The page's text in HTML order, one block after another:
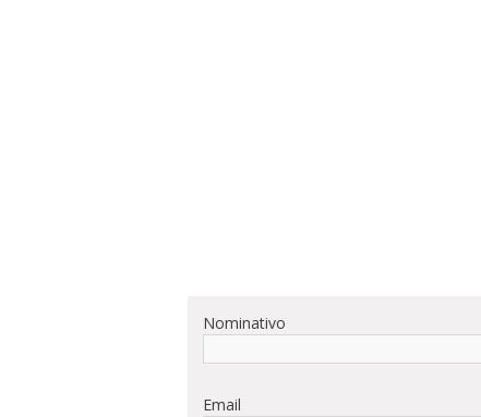
Nominativo
Email